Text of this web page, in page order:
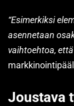
“Esimerkiksi
asennetaan
vaihtoehtoa,
Joustava